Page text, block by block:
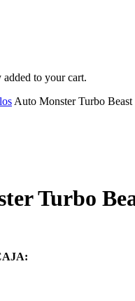
added to your cart.
Auto Monster Turbo Beast
Turbo